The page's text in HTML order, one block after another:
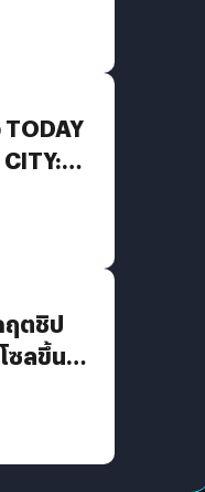
จสี
ฤตชิป
ซลขึ้น